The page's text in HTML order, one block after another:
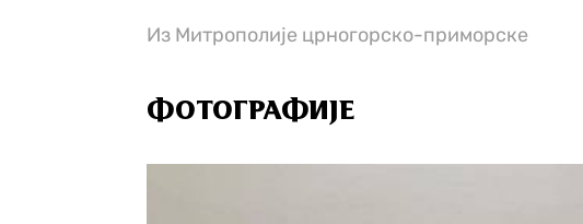
Из Митрополије црногорско-приморске
ФОТОГРАФИЈЕ